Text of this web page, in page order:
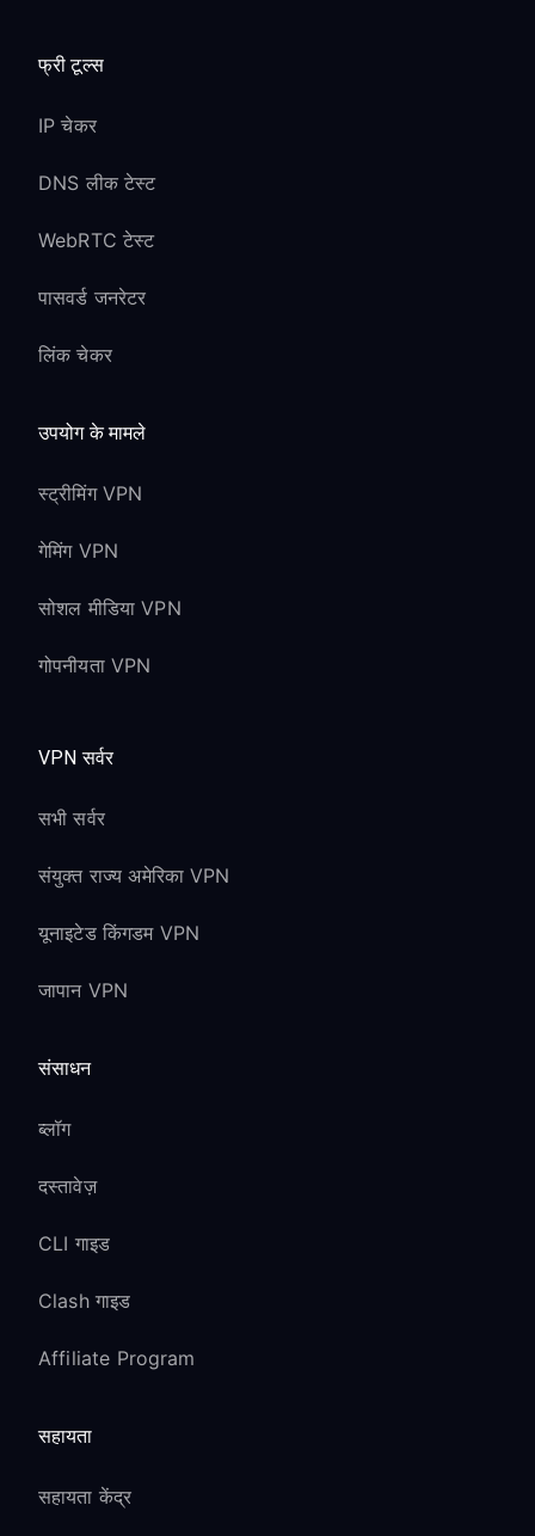
फ्री टूल्स
IP चेकर
DNS लीक टेस्ट
WebRTC टेस्ट
पासवर्ड जनरेटर
लिंक चेकर
उपयोग के मामले
स्ट्रीमिंग VPN
गेमिंग VPN
सोशल मीडिया VPN
गोपनीयता VPN
VPN सर्वर
सभी सर्वर
संयुक्त राज्य अमेरिका VPN
यूनाइटेड किंगडम VPN
जापान VPN
संसाधन
ब्लॉग
दस्तावेज़
CLI गाइड
Clash गाइड
Affiliate Program
सहायता
सहायता केंद्र